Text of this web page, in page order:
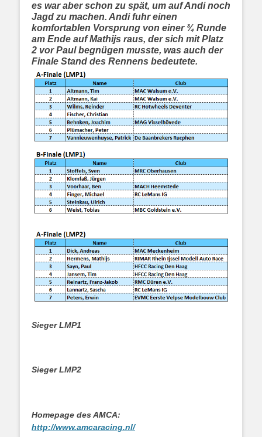
es war aber schon zu spät, um auf Andi noch
Jagd zu machen. Andi fuhr einen
komfortablen Vorsprung von einer ¾ Runde
am Ende auf Mathijs raus, der sich mit Platz
2 vor Paul begnügen musste, was auch der
Finale Stand des Rennens bedeutete.
Sieger LMP1
Sieger LMP2
Homepage des AMCA:
http://www.amcaracing.nl/